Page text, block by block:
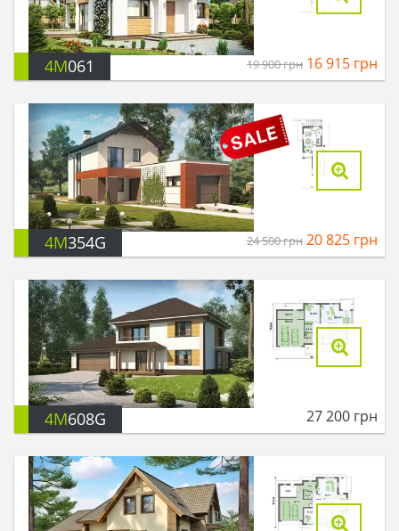
4M061 19 900грн 16 915 грн
4M354G 24 500грн 20 825 грн
4M608G 27 200 грн